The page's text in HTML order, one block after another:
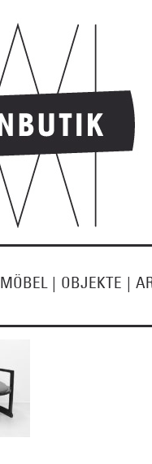
MÖBEL | OBJEKTE |